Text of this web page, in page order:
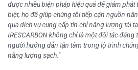
được nhiều biện pháp hiệu quả để giảm phát
biệt, họ đã giúp chúng tôi tiếp cận nguồn
qua dịch vụ cung cấp tín chỉ năng lượng tái
IRESCARBON không chỉ là một đối tác đáng
người hướng dẫn tận tâm trong lộ trình
năng lượng sạch."